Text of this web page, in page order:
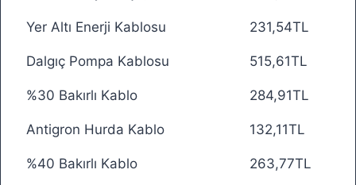
Yer Altı Enerji Kablosu 231,54TL
Dalgıç Pompa Kablosu 515,61TL
%30 Bakırlı Kablo 284,91TL
Antigron Hurda Kablo 132,11TL
%40 Bakırlı Kablo 263,77TL